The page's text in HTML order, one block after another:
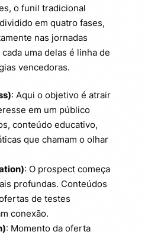
o funil tradicional
em quatro fases,
nas jornadas
uma delas é linha de
vencedoras.
: Aqui o objetivo é atrair
em um público
conteúdo educativo,
que chamam o olhar
: O prospect começa
profundas. Conteúdos
de testes
conexão.
: Momento da oferta